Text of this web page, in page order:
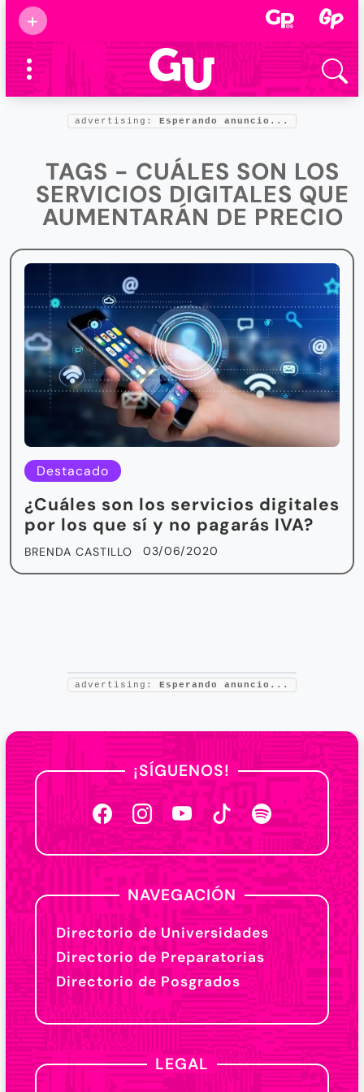
+
Supermamás
2025
Marcas de
confianza
Foro salud
advertising: Esperando anuncio...
TAGS - CUÁLES SON LOS
SERVICIOS DIGITALES QUE
AUMENTARÁN DE PRECIO
Destacado
¿Cuáles son los servicios digitales
por los que sí y no pagarás IVA?
BRENDA CASTILLO 03/06/2020
advertising: Esperando anuncio...
¡SÍGUENOS!
NAVEGACIÓN
Directorio de Universidades
Directorio de Preparatorias
Directorio de Posgrados
LEGAL